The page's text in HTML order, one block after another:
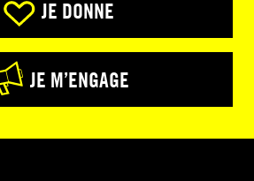
JE DONNE
JE M’ENGAGE